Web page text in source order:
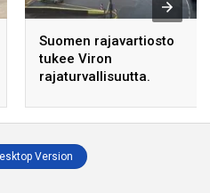
Suomen rajavartiosto
tukee Viron
rajaturvallisuutta.
Version